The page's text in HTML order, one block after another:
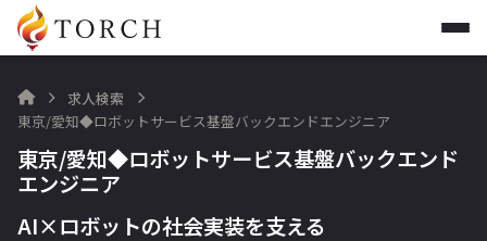

求人検索
東京/愛知◆ロボットサービス基盤バックエンドエンジニア
東京/愛知◆ロボットサービス基盤バックエンド
エンジニア
AI×ロボットの社会実装を支える